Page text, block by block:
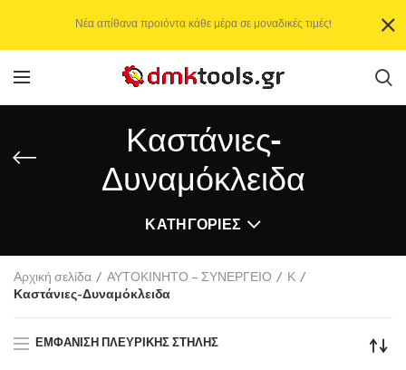
Καστάνιες-
Δυναμόκλειδα
ΚΑΤΗΓΟΡΊΕΣ
Αρχική σελίδα ΑΥΤΟΚΙΝΗΤΟ – ΣΥΝΕΡΓΕΙΟ
Κ
Καστάνιες-Δυναμόκλειδα
ΕΜΦΆΝΙΣΗ ΠΛΕΥΡΙΚΉΣ ΣΤΉΛΗΣ
Νέα απίθανα προιόντα κάθε μέρα σε μοναδικές τιμές!